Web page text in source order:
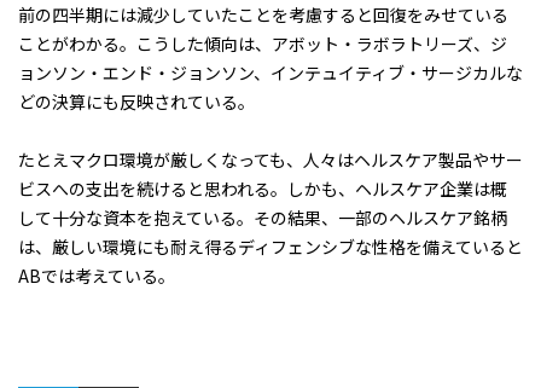
前の四半期には減少していたことを考慮すると回復をみせている
ことがわかる。こうした傾向は、アボット・ラボラトリーズ、ジ
ョンソン・エンド・ジョンソン、インテュイティブ・サージカルな
どの決算にも反映されている。
たとえマクロ環境が厳しくなっても、人々はヘルスケア製品やサー
ビスへの支出を続けると思われる。しかも、ヘルスケア企業は概
して十分な資本を抱えている。その結果、一部のヘルスケア銘柄
は、厳しい環境にも耐え得るディフェンシブな性格を備えていると
ABでは考えている。